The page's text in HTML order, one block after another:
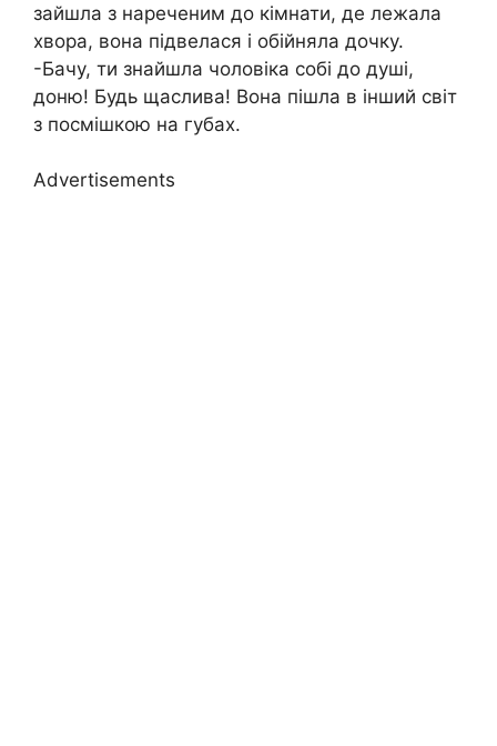
зайшла з нареченим до кімнати, де лежала
хвора, вона підвелася і обійняла дочку.
-Бачу, ти знайшла чоловіка собі до душі,
доню! Будь щаслива! Вона пішла в інший світ
з посмішкою на губах.
Advertisements